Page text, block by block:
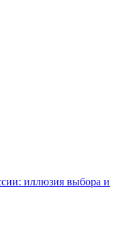
иллюзия выбора и